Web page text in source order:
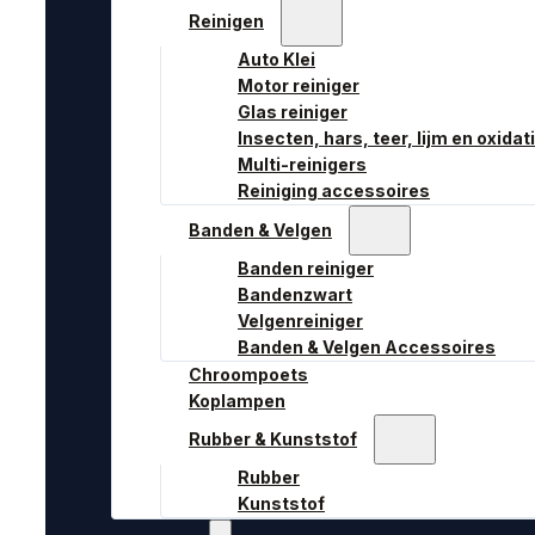
Reinigen
Auto Klei
Motor reiniger
Glas reiniger
Insecten, hars, teer, lijm en
Multi-reinigers
Reiniging accessoires
Banden & Velgen
Banden reiniger
Bandenzwart
Velgenreiniger
Banden & Velgen Accessoires
Chroompoets
Koplampen
Rubber & Kunststof
Rubber
Kunststof